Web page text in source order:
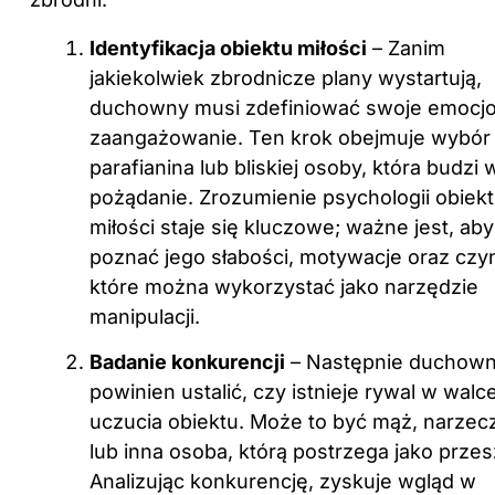
Identyfikacja obiektu miłości – Zanim
jakiekolwiek zbrodnicze plany wystartują,
duchowny musi zdefiniować swoje
zaangażowanie. Ten krok obejmuje wybór
parafianina lub bliskiej osoby, która budzi
pożądanie. Zrozumienie psychologii
miłości staje się kluczowe; ważne jest, aby
poznać jego słabości, motywacje oraz
które można wykorzystać jako narzędzie
manipulacji.
Badanie konkurencji – Następnie
powinien ustalić, czy istnieje rywal w
uczucia obiektu. Może to być mąż,
lub inna osoba, którą postrzega jako
Analizując konkurencję, zyskuje wgląd w